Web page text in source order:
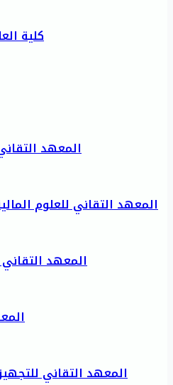
كلية
المعهد
المعهد التقاني للعلوم
المعهد
المعهد التقاني